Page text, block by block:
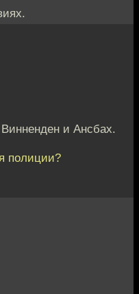
и Ансбах.
полиции?